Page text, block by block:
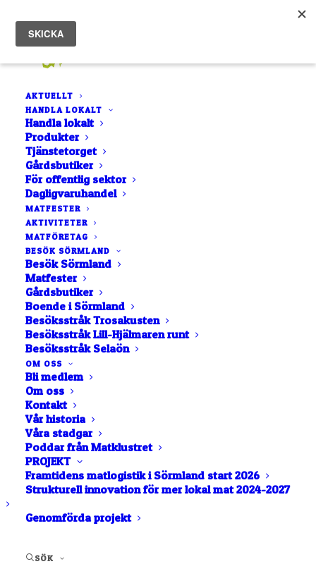
AKTUELLT
HANDLA LOKALT
Handla lokalt
Produkter
Tjänstetorget
Gårdsbutiker
För offentlig sektor
Dagligvaruhandel
MATFESTER
AKTIVITETER
MATFÖRETAG
BESÖK SÖRMLAND
Besök Sörmland
Matfester
Gårdsbutiker
Boende i Sörmland
Besöksstråk Trosakusten
Besöksstråk Lill-Hjälmaren runt
Besöksstråk Selaön
OM OSS
Bli medlem
Om oss
Kontakt
Vår historia
Våra stadgar
Poddar från Matklustret
PROJEKT
Framtidens matlogistik i Sörmland start 2026
Strukturell innovation för mer lokal mat 2024-2027
Genomförda projekt
SÖK
Ost